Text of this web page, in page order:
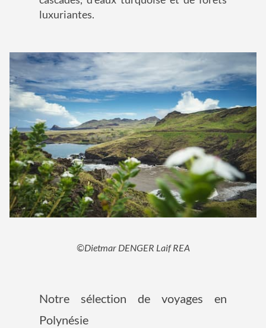
luxuriantes.
©Dietmar DENGER Laif REA
Notre sélection de voyages en
Polynésie